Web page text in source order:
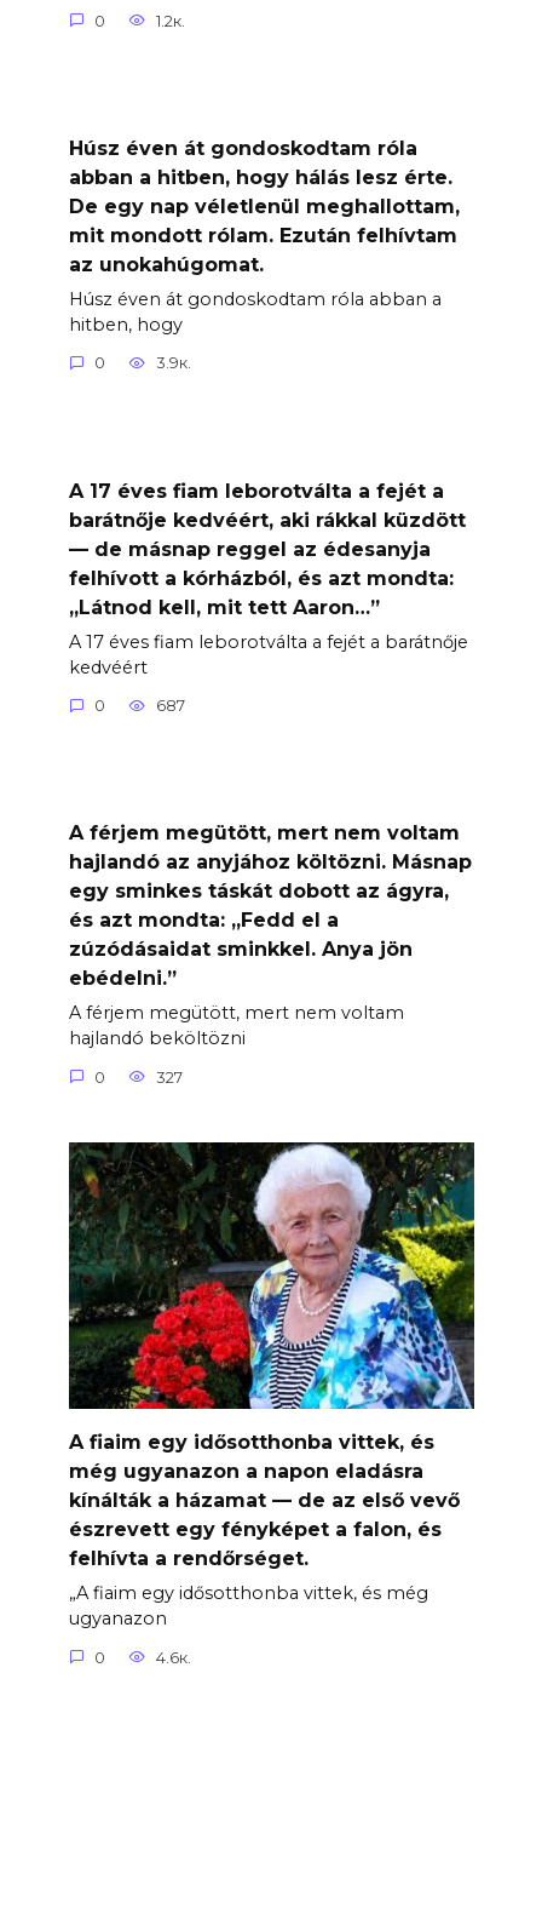
0 1.2к.
Húsz éven át gondoskodtam róla
abban a hitben, hogy hálás lesz érte.
De egy nap véletlenül meghallottam,
mit mondott rólam. Ezután felhívtam
az unokahúgomat.
Húsz éven át gondoskodtam róla abban a
hitben, hogy
0 3.9к.
A 17 éves fiam leborotválta a fejét a
barátnője kedvéért, aki rákkal küzdött
— de másnap reggel az édesanyja
felhívott a kórházból, és azt mondta:
„Látnod kell, mit tett Aaron…”
A 17 éves fiam leborotválta a fejét a barátnője
kedvéért
0 687
A férjem megütött, mert nem voltam
hajlandó az anyjához költözni. Másnap
egy sminkes táskát dobott az ágyra,
és azt mondta: „Fedd el a
zúzódásaidat sminkkel. Anya jön
ebédelni.”
A férjem megütött, mert nem voltam
hajlandó beköltözni
0 327
A fiaim egy idősotthonba vittek, és
még ugyanazon a napon eladásra
kínálták a házamat — de az első vevő
észrevett egy fényképet a falon, és
felhívta a rendőrséget.
„A fiaim egy idősotthonba vittek, és még
ugyanazon
0 4.6к.